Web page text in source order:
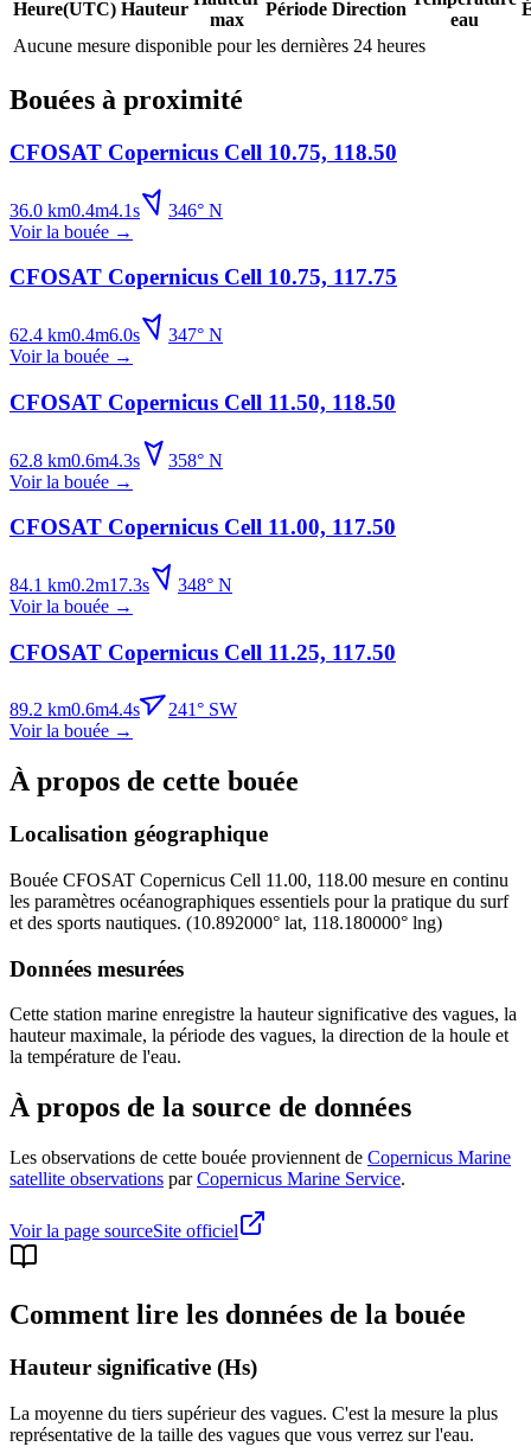
Heure(UTC) Hauteur
max
Période Direction
eau
Aucune mesure disponible pour les dernières 24 heures
Bouées à proximité
CFOSAT Copernicus Cell 10.75, 118.50
36.0 km0.4m4.1s 346° N
Voir la bouée →
CFOSAT Copernicus Cell 10.75, 117.75
62.4 km0.4m6.0s 347° N
Voir la bouée →
CFOSAT Copernicus Cell 11.50, 118.50
62.8 km0.6m4.3s 358° N
Voir la bouée →
CFOSAT Copernicus Cell 11.00, 117.50
84.1 km0.2m17.3s 348° N
Voir la bouée →
CFOSAT Copernicus Cell 11.25, 117.50
89.2 km0.6m4.4s 241° SW
Voir la bouée →
À propos de cette bouée
Localisation géographique
Bouée CFOSAT Copernicus Cell 11.00, 118.00 mesure en continu
les paramètres océanographiques essentiels pour la pratique du surf
et des sports nautiques. (10.892000° lat, 118.180000° lng)
Données mesurées
Cette station marine enregistre la hauteur significative des vagues, la
hauteur maximale, la période des vagues, la direction de la houle et
la température de l'eau.
À propos de la source de données
Les observations de cette bouée proviennent de Copernicus Marine
satellite observations par Copernicus Marine Service.
Voir la page sourceSite officiel
Comment lire les données de la bouée
Hauteur significative (Hs)
La moyenne du tiers supérieur des vagues. C'est la mesure la plus
représentative de la taille des vagues que vous verrez sur l'eau.